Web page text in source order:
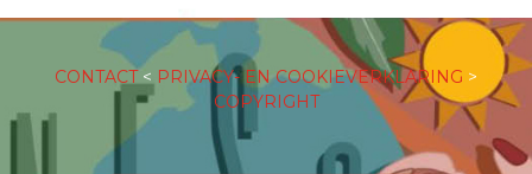
CONTACT< PRIVACY- EN COOKIEVERKLARING >
COPYRIGHT